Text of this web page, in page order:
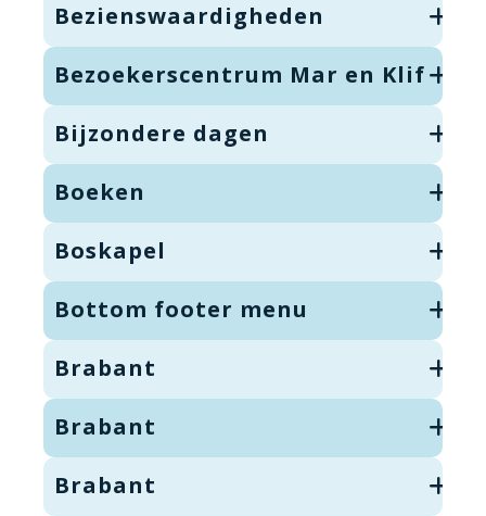
Bezienswaardigheden
Bezoekerscentrum Mar en Klif
Bijzondere dagen
Boeken
Boskapel
Bottom footer menu
Brabant
Brabant
Brabant